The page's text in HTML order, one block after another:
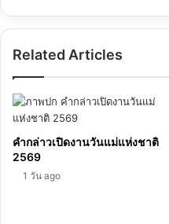
Related Articles
คำกล่าวเปิดงานวันแม่แห่งชาติ
2569
1 วัน ago